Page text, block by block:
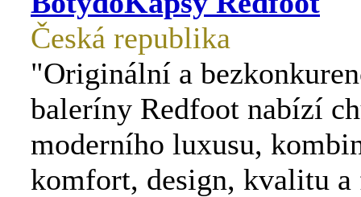
Česká republika
"Originální a
baleríny Redfoot nabízí
moderního luxusu,
komfort, design, kvalitu a